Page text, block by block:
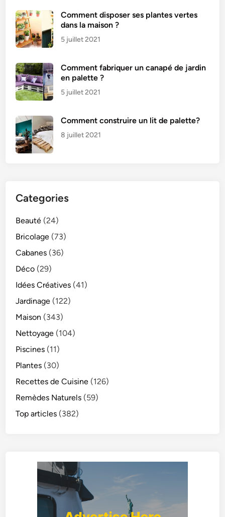
t
D
é
i
c
i
e
u
x
Comment disposer ses plantes vertes
dans la maison ?
5 juillet 2021
Comment fabriquer un canapé de jardin
en palette ?
5 juillet 2021
Comment construire un lit de palette?
8 juillet 2021
Categories
Beauté (24)
Bricolage (73)
Cabanes (36)
Déco (29)
Idées Créatives (41)
Jardinage (122)
Maison (343)
Nettoyage (104)
Piscines (11)
Plantes (30)
Recettes de Cuisine (126)
Remèdes Naturels (59)
Top articles (382)